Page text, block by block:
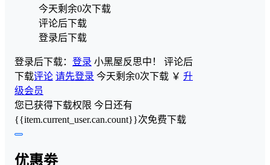
今天剩余0次下载
评论后下载
登录后下载
登录后下载： 登录 小黑屋反思中！ 评论后
下载评论 请先登录 今天剩余0次下载 ￥ 升
级会员
您已获得下载权限 今日还有
{{item.current_user.can.count}}次免费下载
优惠劵